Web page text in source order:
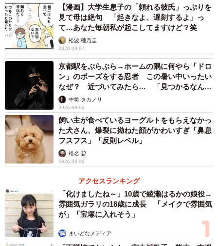
思うことは多いのでしょうか？
ぷらいむ：近年では他の趣味に比べて軽んじられていると
思うことは無くなりました。常識の範囲内で楽しむ限り
は、他の趣味と同じような扱いを受けているように感じま
す。関連ツイートにも書きましたが、5年前にe-sportsの開
拓をしていた時はゲームというだけで冷たい目を向けられ
ることもありました。その時代に比べれば関係者のご尽力
もあり堂々と「趣味はゲームです」と言える時代になりま
した。ありがたいことだと思っています。
－－ぷらいむさんにとってゲームとはどのような存在でし
ょうか？
ぷらいむ：私の中で明確な答えがでております。それは
「ゲームとは求めたものを返してくれるもの」だというこ
とです。
疲れた心をリフレッシュするためにゲームをすればリフレ
【漫画】大学生息子の「頼れる彼氏」っぷりを
見て母は絶句 「起きなよ、遅刻するよ」っ
て…あなた毎朝私が起こしてますけど？笑
松波 穂乃圭
2026.08.07
京都駅をぶらぶら→ホームの隅に何やら「ドロ
ン」のポーズをする忍者 この暑い中いったい
なぜ？ 近づいてみたら… 「見つかるなんて
未熟」中将 タカノリ
2026.08.06
飼い主が食べているヨーグルトをもらえなかっ
た犬さん、爆裂に拗ねた顔がかわいすぎ「鼻息
フスフス」「反則レベル」
椎名 碧
2026.08.06
アクセスランキング
「化けましたね～」10歳で綾瀬はるかの娘役→
雰囲気ガラリの18歳に成長 「メイクで雰囲気
が」「宝塚に入れそう」
まいどなメディア